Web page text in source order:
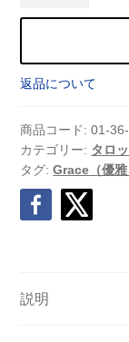
レ
ス・
タ
ッ
ト）
（2025
年
8
個
返品について
商品コード:01-
カテゴリー: タロ
タグ:Grace（優雅
説明